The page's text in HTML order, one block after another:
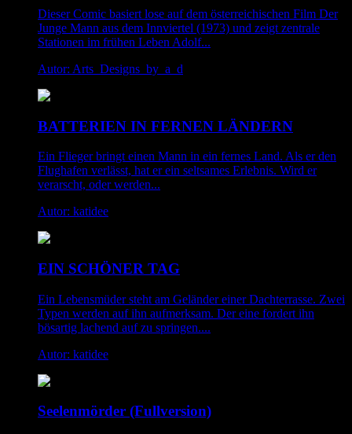
Dieser Comic basiert lose auf dem österreichischen Film Der
Junge Mann aus dem Innviertel (1973) und zeigt zentrale
Stationen im frühen Leben Adolf...
Autor: Arts_Designs_by_a_d
BATTERIEN IN FERNEN LÄNDERN
Ein Flieger bringt einen Mann in ein fernes Land. Als er den
Flughafen verlässt, hat er ein seltsames Erlebnis. Wird er
verarscht, oder werden...
Autor: katidee
EIN SCHÖNER TAG
Ein Lebensmüder steht am Geländer einer Dachterrasse. Zwei
Typen werden auf ihn aufmerksam. Der eine fordert ihn
bösartig lachend auf zu springen....
Autor: katidee
Seelenmörder (Fullversion)